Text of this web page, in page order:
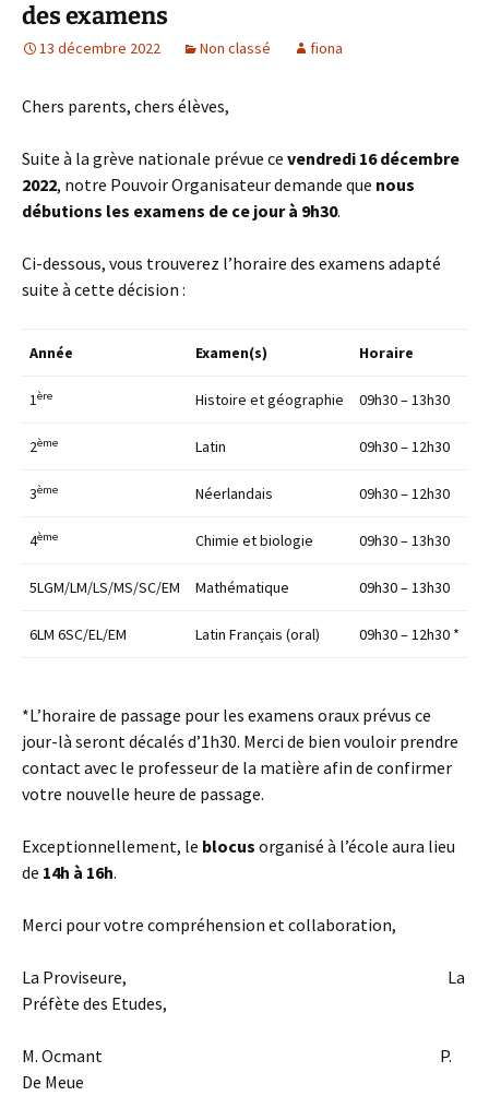
des examens
13 décembre 2022 Non classé fiona
Chers parents, chers élèves,
Suite à la grève nationale prévue ce vendredi 16 décembre
2022, notre Pouvoir Organisateur demande que nous
débutions les examens de ce jour à 9h30.
Ci-dessous, vous trouverez l’horaire des examens adapté
suite à cette décision :
Année Examen(s) Horaire
1ère Histoire et géographie 09h30 – 13h30
2ème Latin 09h30 – 12h30
3ème Néerlandais 09h30 – 12h30
4ème Chimie et biologie 09h30 – 13h30
5LGM/LM/LS/MS/SC/EM Mathématique 09h30 – 13h30
6LM 6SC/EL/EM Latin Français (oral) 09h30 – 12h30 *
*L’horaire de passage pour les examens oraux prévus ce
jour-là seront décalés d’1h30. Merci de bien vouloir prendre
contact avec le professeur de la matière afin de confirmer
votre nouvelle heure de passage.
Exceptionnellement, le blocus organisé à l’école aura lieu
de 14h à 16h.
Merci pour votre compréhension et collaboration,
La Proviseure, La
Préfète des Etudes,
M. Ocmant P.
De Meue